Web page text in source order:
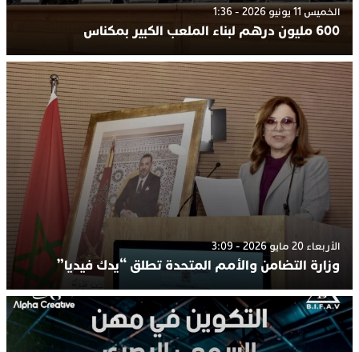
الخميس 11 يونيو 2026 - 1:36
600 مليون درهم لبناء الملعب الكبير بمكناس
الأربعاء 20 مايو 2026 - 3:09
وزارة التضامن والأمم المتحدة تطلق “يدك فيديا”